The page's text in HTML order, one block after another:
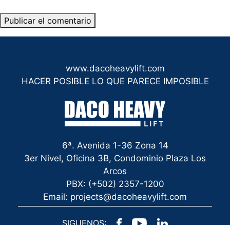
www.dacoheavylift.com
HACER POSIBLE LO QUE PARECE IMPOSIBLE
6ª. Avenida 1-36 Zona 14
3er Nivel, Oficina 3B, Condominio Plaza Los
Arcos
PBX: (+502) 2357-1200
Email: projects@dacoheavylift.com
SIGUENOS: